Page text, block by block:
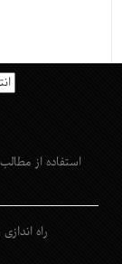
استفاده از
راه